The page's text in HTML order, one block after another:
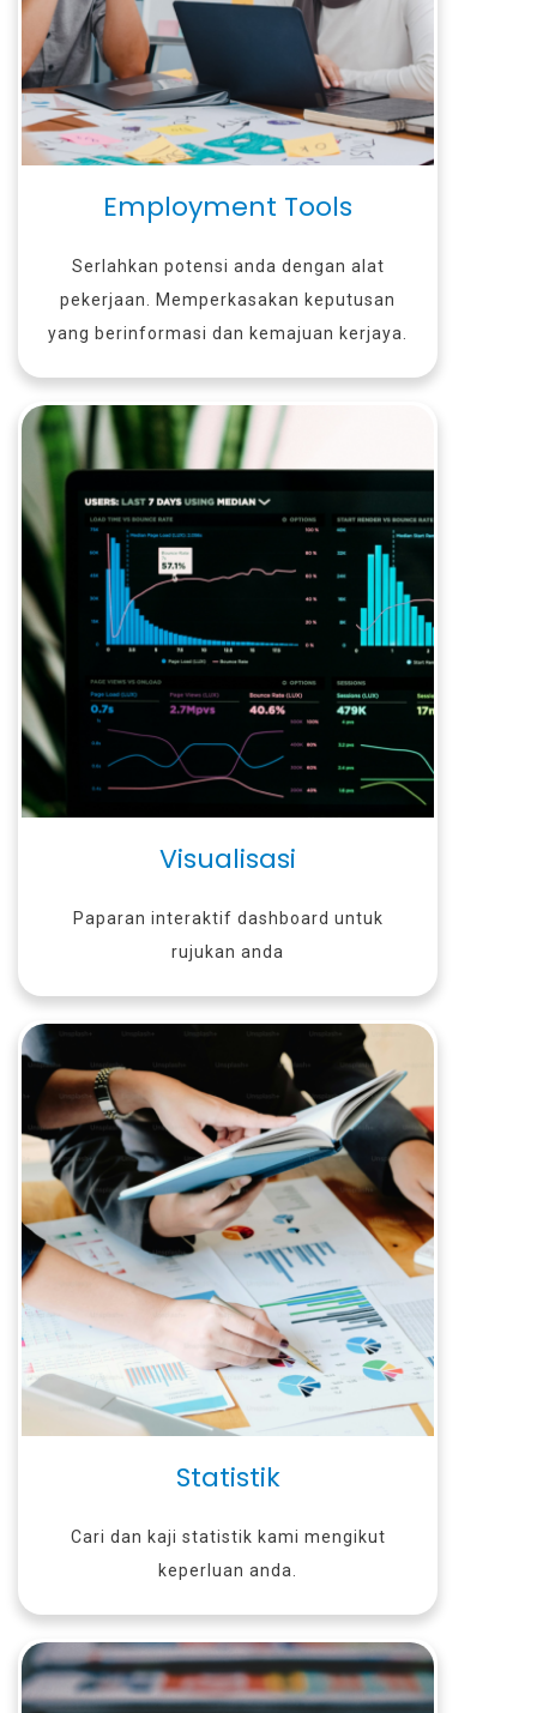
Employment Tools
Serlahkan potensi anda dengan alat
pekerjaan. Memperkasakan keputusan
yang berinformasi dan kemajuan kerjaya.
Visualisasi
Paparan interaktif dashboard untuk
rujukan anda
Statistik
Cari dan kaji statistik kami mengikut
keperluan anda.